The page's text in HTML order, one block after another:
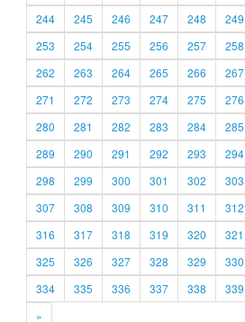
244
245 246 247 248 249
253
254 255 256 257 258
262
263 264 265 266 267
271
272 273 274 275 276
280
281 282 283 284 285
289
290 291 292 293 294
298
299 300 301 302 303
307
308 309 310 311 312
316
317 318 319 320 321
325
326 327 328 329 330
334
335 336 337 338 339
»